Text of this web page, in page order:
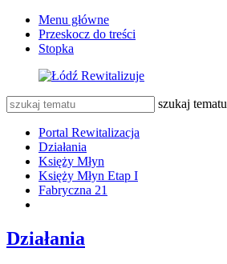
Menu główne
Przeskocz do treści
Stopka
szukaj tematu
Portal Rewitalizacja
Działania
Księży Młyn
Księży Młyn Etap I
Fabryczna 21
Działania